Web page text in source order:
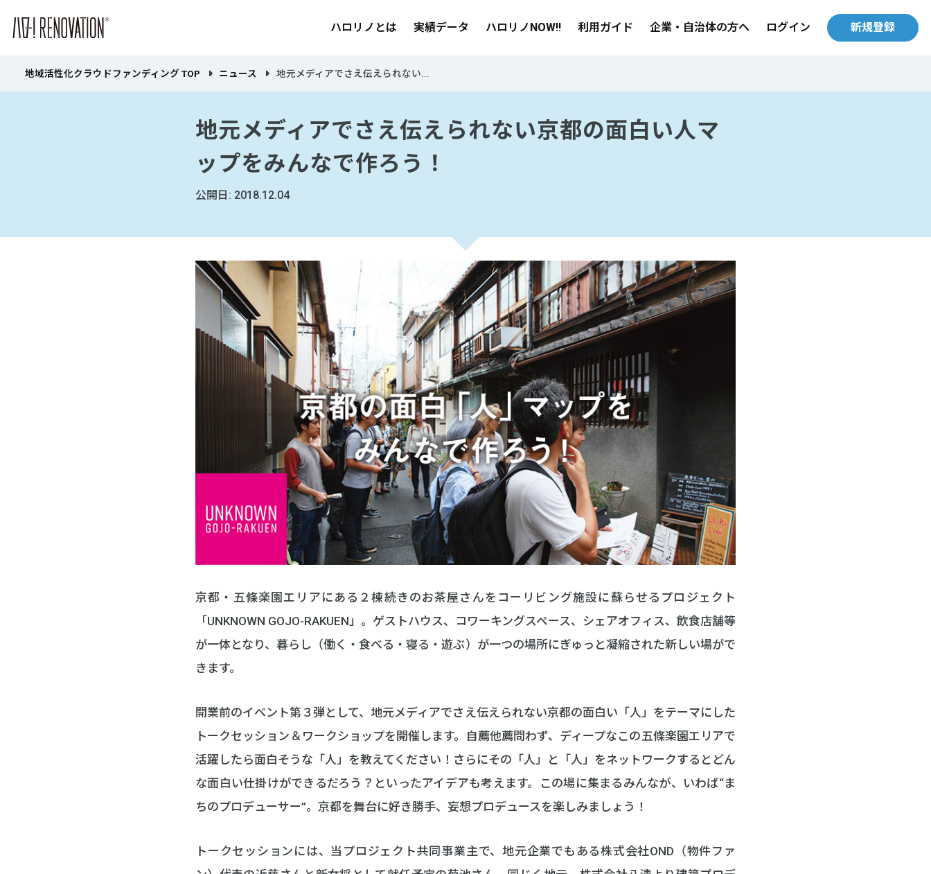
ハロリノとは 実績データ ハロリノNOW!! 利用ガイド 企業・自治体の方へ ログイン 新規登録
地域活性化クラウドファンディング TOP ニュース 地元メディアでさえ伝えられない...
地元メディアでさえ伝えられない京都の面白い人マ
ップをみんなで作ろう！
公開日: 2018.12.04
京都・五條楽園エリアにある２棟続きのお茶屋さんをコーリビング施設に蘇らせるプロジェクト
「UNKNOWN GOJO-RAKUEN」。ゲストハウス、コワーキングスペース、シェアオフィス、飲食店舗等
が一体となり、暮らし（働く・食べる・寝る・遊ぶ）が一つの場所にぎゅっと凝縮された新しい場がで
きます。
開業前のイベント第３弾として、地元メディアでさえ伝えられない京都の面白い「人」をテーマにした
トークセッション＆ワークショップを開催します。自薦他薦問わず、ディープなこの五條楽園エリアで
活躍したら面白そうな「人」を教えてください！さらにその「人」と「人」をネットワークするとどん
な面白い仕掛けができるだろう？といったアイデアも考えます。この場に集まるみんなが、いわば“ま
ちのプロデューサー”。京都を舞台に好き勝手、妄想プロデュースを楽しみましょう！
トークセッションには、当プロジェクト共同事業主で、地元企業でもある株式会社OND（物件ファ